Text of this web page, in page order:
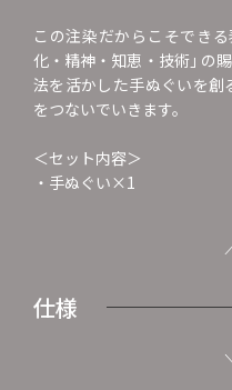
この注染だからこそでき
化・精神・知恵・技術｣ の
法を活かした手ぬぐいを創
をつないでいきます。
＜セット内容＞
・手ぬぐい×1
仕様